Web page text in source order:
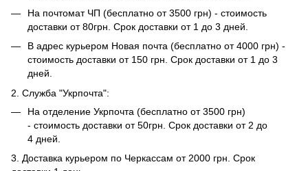
На почтомат ЧП (бесплатно от 3500 грн) - стоимость
доставки от 80грн. Срок доставки от 1 до 3 дней.
В адрес курьером Новая почта (бесплатно от 4000 грн) -
стоимость доставки от 150 грн. Срок доставки от 1 до 3
дней.
2. Служба "Укрпочта":
На отделение Укрпочта (бесплатно от 3500 грн)
- стоимость доставки от 50грн. Срок доставки от 2 до
4 дней.
3. Доставка курьером по Черкассам от 2000 грн. Срок